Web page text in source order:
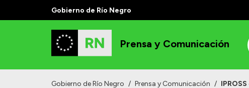
Gobierno de Río Negro
Prensa y Comunicación
Gobierno de Río Negro / Prensa y Comunicación /